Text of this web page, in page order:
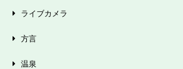
ライブカメラ
方言
温泉